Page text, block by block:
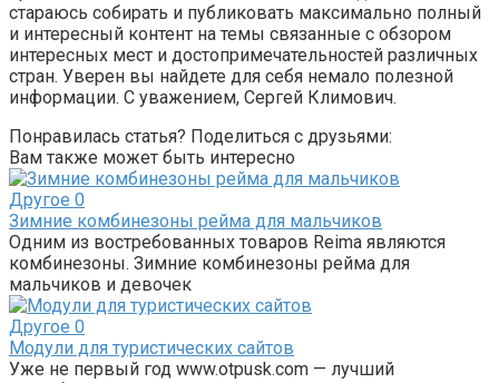
стараюсь собирать и публиковать максимально полный
и интересный контент на темы связанные с обзором
интересных мест и достопримечательностей различных
стран. Уверен вы найдете для себя немало полезной
информации. С уважением, Сергей Климович.
Понравилась статья? Поделиться с друзьями:
Вам также может быть интересно
Другое 0
Зимние комбинезоны рейма для мальчиков
Одним из востребованных товаров Reima являются
комбинезоны. Зимние комбинезоны рейма для
мальчиков и девочек
Другое 0
Модули для туристических сайтов
Уже не первый год www.otpusk.com — лучший